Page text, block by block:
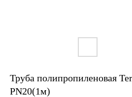
Труба полипропиленовая
PN20(1м)